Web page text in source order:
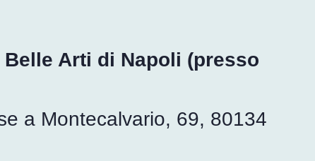
Arti di Napoli (presso
a Montecalvario, 69, 80134